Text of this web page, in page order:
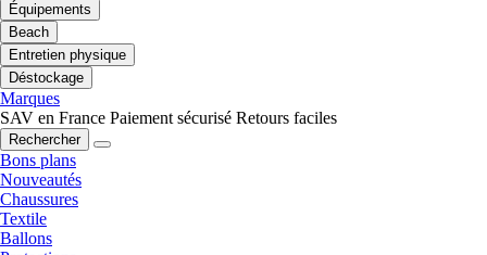
Équipements
Beach
Entretien physique
Déstockage
Marques
SAV en France Paiement sécurisé Retours faciles
Rechercher
Bons plans
Nouveautés
Chaussures
Textile
Ballons